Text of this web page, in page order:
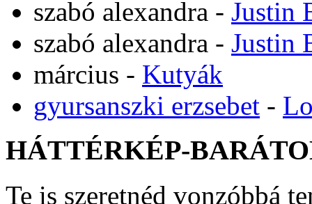
szabó alexandra - Justin
szabó alexandra - Justin
március - Kutyák
gyursanszki erzsebet -
HÁTTÉRKÉP-
Te is szeretnéd vonzóbbá